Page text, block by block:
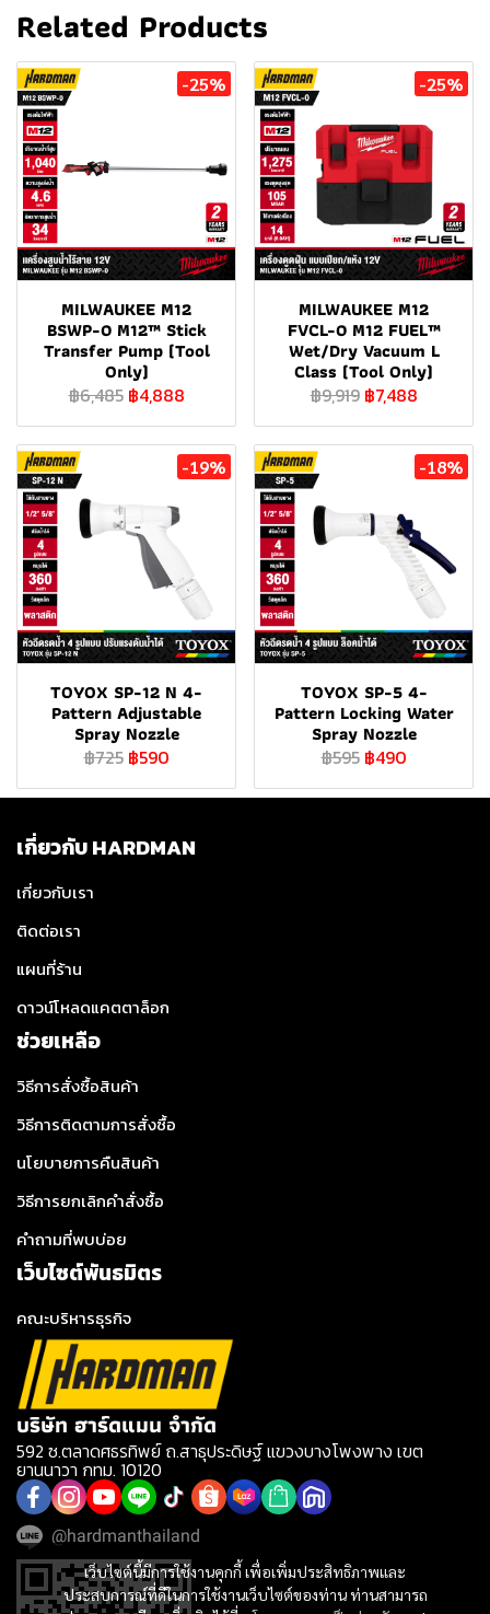
Related Products
-25%
MILWAUKEE M12
BSWP-0 M12™ Stick
Transfer Pump (Tool
Only)
฿6,485 ฿4,888
-25%
MILWAUKEE M12
FVCL-0 M12 FUEL™
Wet/Dry Vacuum L
Class (Tool Only)
฿9,919 ฿7,488
-19%
TOYOX SP-12 N 4-
Pattern Adjustable
Spray Nozzle
฿725 ฿590
-18%
TOYOX SP-5 4-
Pattern Locking Water
Spray Nozzle
฿595 ฿490
เว็บไซต์นี้มีการใช้งานคุกกี้ เพื่อเพิ่มประสิทธิภาพและ
ประสบการณ์ที่ดีในการใช้งานเว็บไซต์ของท่าน ท่านสามารถ
เกี่ยวกับ HARDMAN
เกี่ยวกับเรา
ติดต่อเรา
แผนที่ร้าน
ดาวน์โหลดแคตตาล็อก
ช่วยเหลือ
วิธีการสั่งซื้อสินค้า
วิธีการติดตามการสั่งซื้อ
นโยบายการคืนสินค้า
วิธีการยกเลิกคำสั่งซื้อ
คำถามที่พบบ่อย
เว็บไซต์พันธมิตร
คณะบริหารธุรกิจ
บริษัท ฮาร์ดแมน จำกัด
592 ซ.ตลาดศธรทิพย์ ถ.สาธุประดิษฐ์ แขวงบางโพงพาง เขต
ยานนาวา กทม. 10120
@hardmanthailand